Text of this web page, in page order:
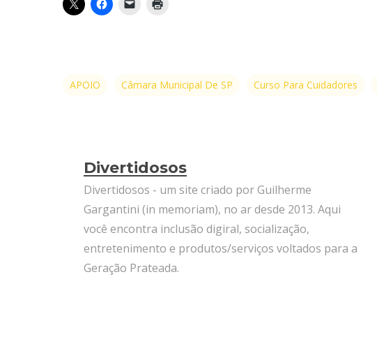
APOIO Câmara Municipal De SP Curso Para Cuidadores
Divertidosos
Divertidosos - um site criado por Guilherme
Gargantini (in memoriam), no ar desde 2013. Aqui
você encontra inclusão digiral, socialização,
entretenimento e produtos/serviços voltados para a
Geração Prateada.